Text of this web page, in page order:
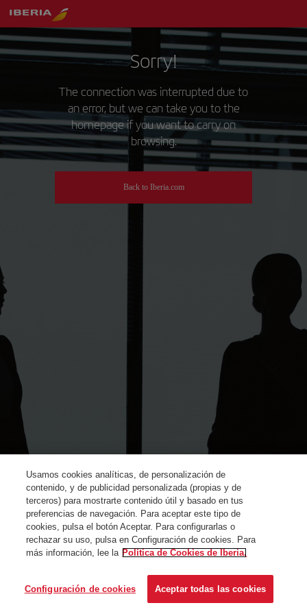
Sorry!
The connection was interrupted due to
an error, but we can take you to the
homepage if you want to carry on
browsing.
Back to Iberia.com
Usamos cookies analíticas, de personalización de
contenido, y de publicidad personalizada (propias y de
terceros) para mostrarte contenido útil y basado en tus
preferencias de navegación. Para aceptar este tipo de
cookies, pulsa el botón Aceptar. Para configurarlas o
rechazar su uso, pulsa en Configuración de cookies. Para
más información, lee la Política de Cookies de Iberia.
Configuración de cookies Aceptar todas las cookies